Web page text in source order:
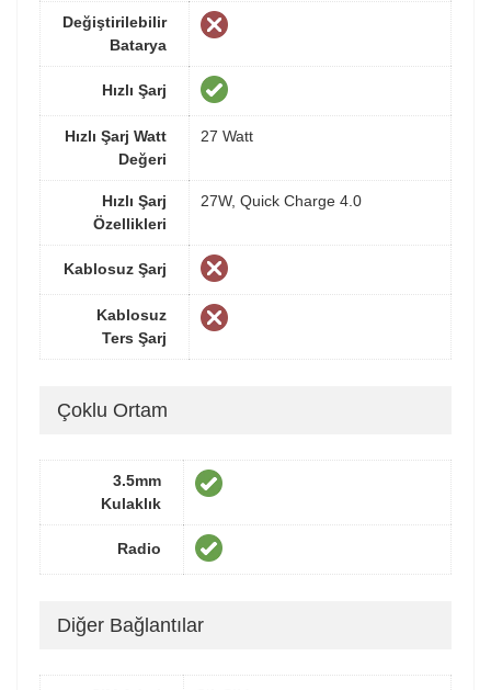
Değiştirilebilir
Batarya
Hızlı Şarj
Hızlı Şarj Watt
Değeri
27 Watt
Hızlı Şarj
Özellikleri
27W, Quick Charge 4.0
Kablosuz Şarj
Kablosuz
Ters Şarj
Çoklu Ortam
3.5mm
Kulaklık
Radio
Diğer Bağlantılar